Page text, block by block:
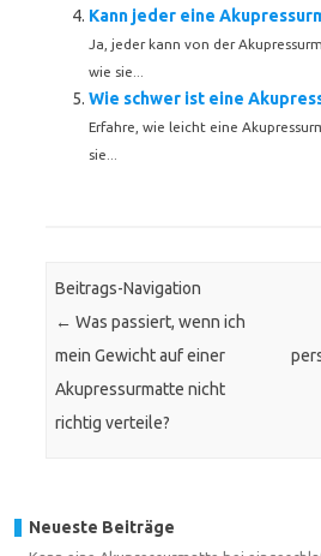
Kann jeder eine
Ja, jeder kann von der
wie sie...
Wie schwer ist eine
Erfahre, wie leicht eine
sie...
Beitrags-Navigation
← Was passiert, wenn ich
mein Gewicht auf einer
Akupressurmatte nicht
richtig verteile?
Neueste Beiträge